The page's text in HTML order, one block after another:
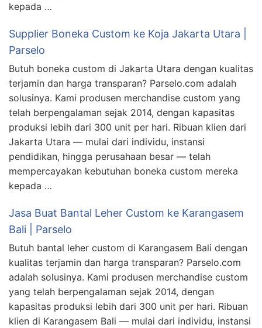
kepada …
Supplier Boneka Custom ke Koja Jakarta Utara |
Parselo
Butuh boneka custom di Jakarta Utara dengan kualitas
terjamin dan harga transparan? Parselo.com adalah
solusinya. Kami produsen merchandise custom yang
telah berpengalaman sejak 2014, dengan kapasitas
produksi lebih dari 300 unit per hari. Ribuan klien dari
Jakarta Utara — mulai dari individu, instansi
pendidikan, hingga perusahaan besar — telah
mempercayakan kebutuhan boneka custom mereka
kepada …
Jasa Buat Bantal Leher Custom ke Karangasem
Bali | Parselo
Butuh bantal leher custom di Karangasem Bali dengan
kualitas terjamin dan harga transparan? Parselo.com
adalah solusinya. Kami produsen merchandise custom
yang telah berpengalaman sejak 2014, dengan
kapasitas produksi lebih dari 300 unit per hari. Ribuan
klien di Karangasem Bali — mulai dari individu, instansi